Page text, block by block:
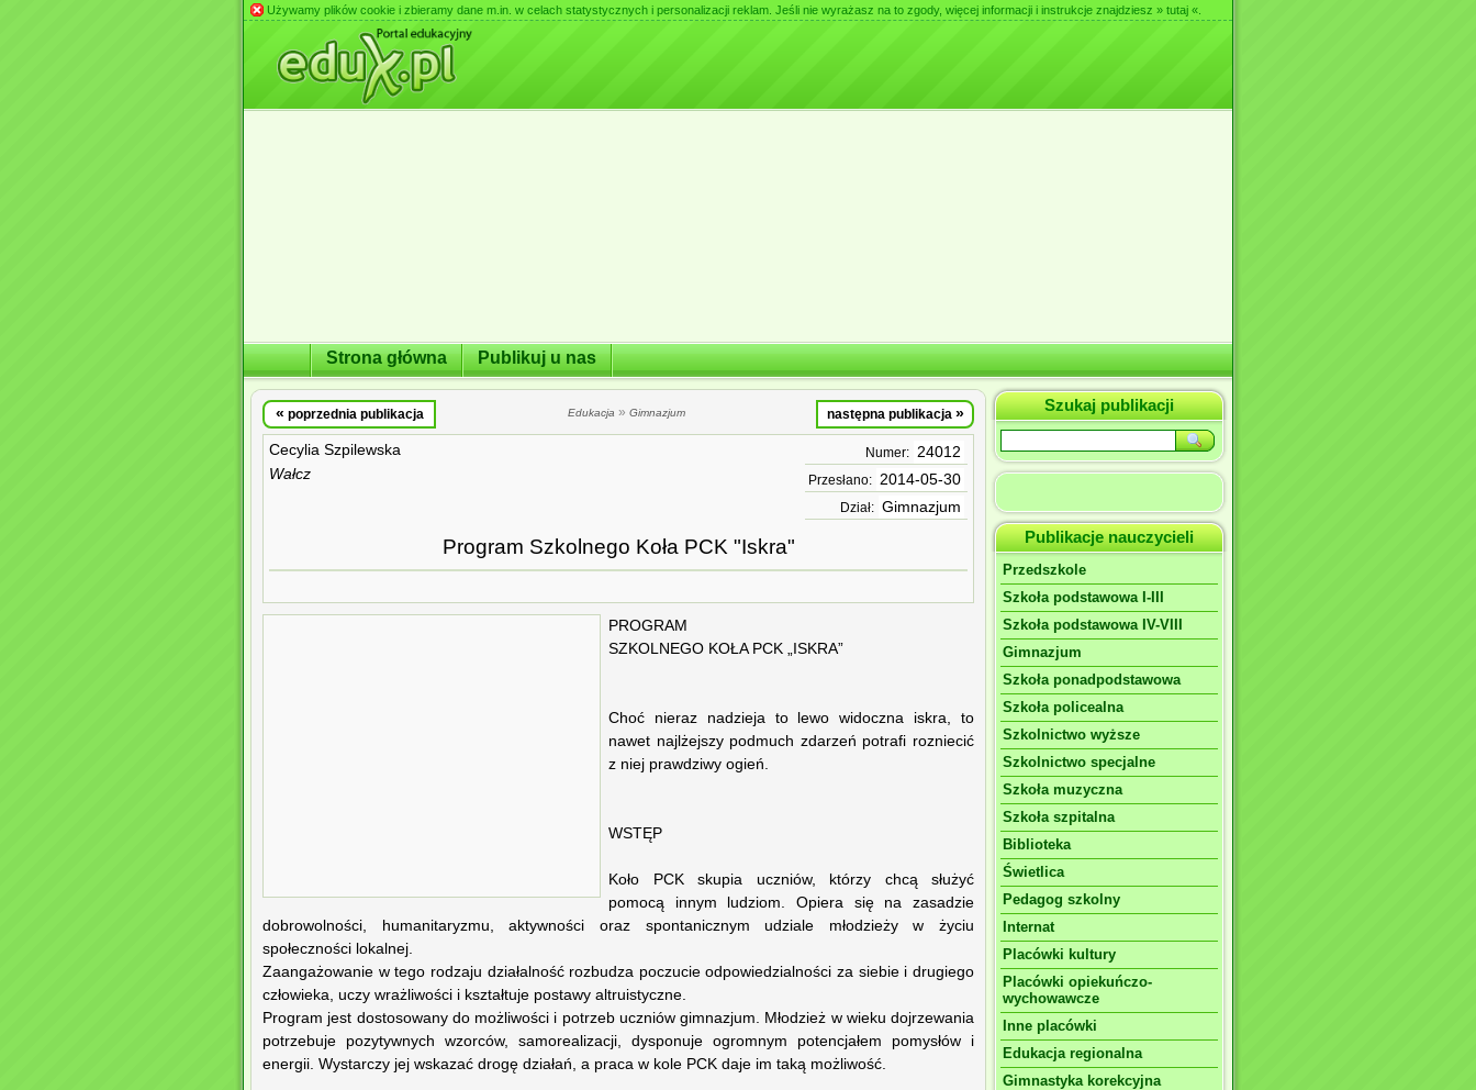
Używamy plików cookie i zbieramy dane m.in. w celach statystycznych i personalizacji reklam. Jeśli nie wyrażasz na to zgody, więcej informacji i instrukcje znajdziesz » tutaj «
Strona główna Publikuj u nas
« poprzednia publikacja Edukacja » Gimnazjum następna publikacja »
Cecylia Szpilewska
Wałcz
Numer: 24012
Przesłano: 2014-05-30
Dział: Gimnazjum
Program Szkolnego Koła PCK "Iskra"
PROGRAM
SZKOLNEGO KOŁA PCK „ISKRA”
Choć nieraz nadzieja to lewo widoczna iskra, to
nawet najlżejszy podmuch zdarzeń potrafi rozniecić
z niej prawdziwy ogień.
WSTĘP
Koło PCK skupia uczniów, którzy chcą służyć
pomocą innym ludziom. Opiera się na zasadzie
dobrowolności, humanitaryzmu, aktywności oraz spontanicznym udziale młodzieży w życiu
społeczności lokalnej.
Zaangażowanie w tego rodzaju działalność rozbudza poczucie odpowiedzialności za siebie i drugiego
człowieka, uczy wrażliwości i kształtuje postawy altruistyczne.
Program jest dostosowany do możliwości i potrzeb uczniów gimnazjum. Młodzież w wieku dojrzewania
potrzebuje pozytywnych wzorców, samorealizacji, dysponuje ogromnym potencjałem pomysłów i
energii. Wystarczy jej wskazać drogę działań, a praca w kole PCK daje im taką możliwość.
Szukaj publikacji
Publikacje nauczycieli
Przedszkole
Szkoła podstawowa I-III
Szkoła podstawowa IV-VIII
Gimnazjum
Szkoła ponadpodstawowa
Szkoła policealna
Szkolnictwo wyższe
Szkolnictwo specjalne
Szkoła muzyczna
Szkoła szpitalna
Biblioteka
Świetlica
Pedagog szkolny
Internat
Placówki kultury
Placówki opiekuńczo-
wychowawcze
Inne placówki
Edukacja regionalna
Gimnastyka korekcyjna